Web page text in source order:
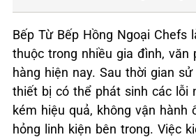
Bếp Từ Bếp Hồng Ngoại Chefs
thuộc trong nhiều gia đình, văn
hàng hiện nay. Sau thời gian
thiết bị có thể phát sinh các lỗi
kém hiệu quả, không vận hành
hỏng linh kiện bên trong. Việc